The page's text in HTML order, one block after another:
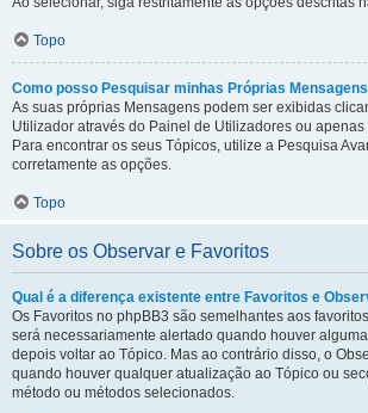
Topo
Como posso Pesquisar minhas Próprias
As suas próprias Mensagens podem ser exibidas
Utilizador através do Painel de Utilizadores ou
Para encontrar os seus Tópicos, utilize a Pesquisa
corretamente as opções.
Topo
Sobre os Observar e Favoritos
Qual é a diferença existente entre Favoritos e
Os Favoritos no phpBB3 são semelhantes aos
será necessariamente alertado quando houver
depois voltar ao Tópico. Mas ao contrário disso, o
quando houver qualquer atualização ao Tópico ou
método ou métodos selecionados.